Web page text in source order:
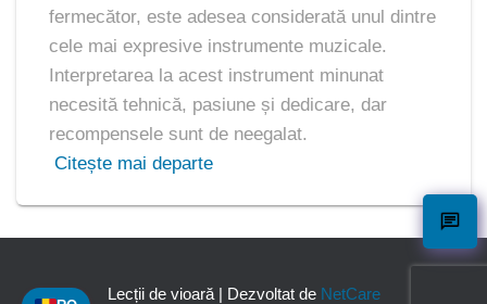
fermecător, este adesea considerată unul dintre
cele mai expresive instrumente muzicale.
Interpretarea la acest instrument minunat
necesită tehnică, pasiune și dedicare, dar
recompensele sunt de neegalat.
Citește mai departe
Lecții de vioară | Dezvoltat de NetCare